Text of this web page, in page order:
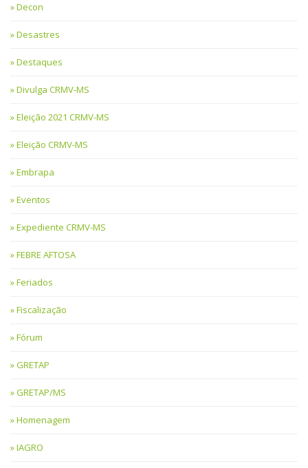
Decon
Desastres
Destaques
Divulga CRMV-MS
Eleição 2021 CRMV-MS
Eleição CRMV-MS
Embrapa
Eventos
Expediente CRMV-MS
FEBRE AFTOSA
Feriados
Fiscalização
Fórum
GRETAP
GRETAP/MS
Homenagem
IAGRO